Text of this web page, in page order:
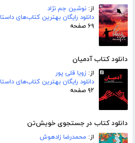
از: نوشین جم نژاد
دانلود رایگان بهترین کتاب‌های
۶۹ صفحه
دانلود کتاب آدمیان
از: زویا قلی پور
دانلود رایگان بهترین کتاب‌های
۹۲ صفحه
دانلود کتاب در جستجوی خویش‌تن
از: محمدرضا زادهوش